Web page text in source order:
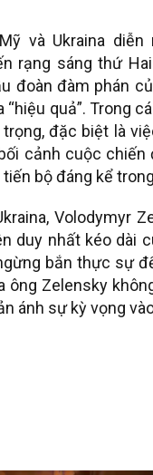
và Ukraina
rạng sáng thứ
đoàn đàm phán
“hiệu quả”. Trong
đặc biệt là
cảnh cuộc chiến
bộ đáng kể
Volodymyr
duy nhất kéo dài
bắn thực sự
ông Zelensky
ánh sự kỳ vọng